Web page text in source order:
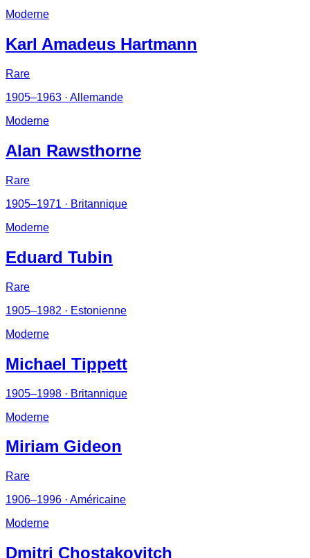
Moderne
Karl Amadeus Hartmann
Rare
1905–1963 · Allemande
Moderne
Alan Rawsthorne
Rare
1905–1971 · Britannique
Moderne
Eduard Tubin
Rare
1905–1982 · Estonienne
Moderne
Michael Tippett
1905–1998 · Britannique
Moderne
Miriam Gideon
Rare
1906–1996 · Américaine
Moderne
Dmitri Chostakovitch